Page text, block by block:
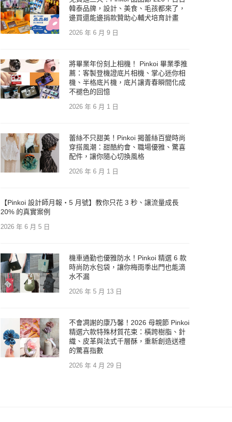
韓泰品牌，設計、美食、毛孩都來了，
邊買還能邊捐款贊助心輔犬培育計畫
2026 年 6 月 9 日
將畢業年份刻上相機！ Pinkoi 畢業季推
薦：客製登機證底片相機、掌心迷你相
機、半格底片機，底片讓青春瞬間化成
不褪色的回憶
2026 年 6 月 1 日
蕾絲不只甜美！Pinkoi 揭蕾絲百變時尚
穿搭風潮：甜酷約會、職場優雅、驚喜
配件，讓你隨心切換風格
2026 年 6 月 1 日
【Pinkoi 設計師月報・5 月號】教你只花 3 秒、讓流量成長
20% 的真實案例
2026 年 6 月 5 日
機車通勤也優雅防水！Pinkoi 精選 6 款
時尚防水包袋，讓你梅雨季出門也能滴
水不漏
2026 年 5 月 13 日
不會凋謝的康乃馨！2026 母親節 Pinkoi
精選六款特殊材質花束：橫跨樹脂、針
織、皮革與法式千層酥，重新創造送禮
的驚喜指數
2026 年 4 月 29 日